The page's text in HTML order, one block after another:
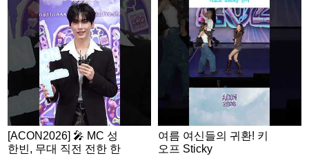
[ACON2026] 🎤 MC 성
한빈, 무대 직전 전한 한
여름 여신들의 귀환! 키
오프 Sticky